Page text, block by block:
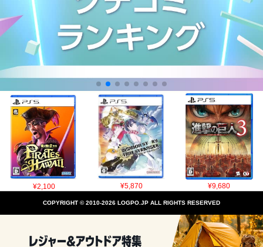
¥2,100 ¥5,870 ¥9,680
COPYRIGHT © 2010-2026 LOGPO.JP ALL RIGHTS RESERVED